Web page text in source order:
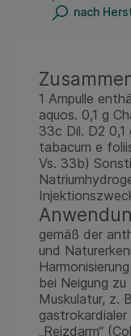
nach
1 Ampulle
aquos. 0,1 g
33c Dil. D2
tabacum e
Vs. 33b)
gemäß der
und
bei Neigung
Muskulatur, z.
„Reizdarm“